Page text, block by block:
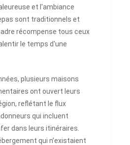
et l'ambiance
sont traditionnels et
récompense tous ceux
le temps d'une
plusieurs maisons
ont ouvert leurs
reflétant le flux
qui incluent
dans leurs itinéraires.
qui n’existaient